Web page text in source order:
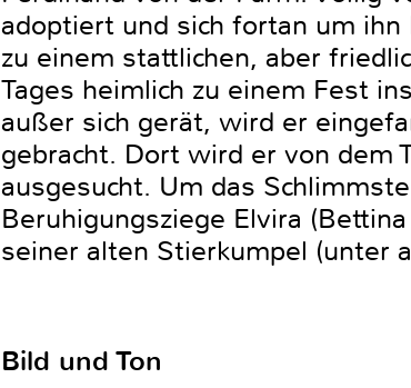
adoptiert und sich fortan um
zu einem stattlichen, aber
Tages heimlich zu einem Fest
außer sich gerät, wird er
gebracht. Dort wird er von dem
ausgesucht. Um das
Beruhigungsziege Elvira
seiner alten Stierkumpel (unter
Bild und Ton